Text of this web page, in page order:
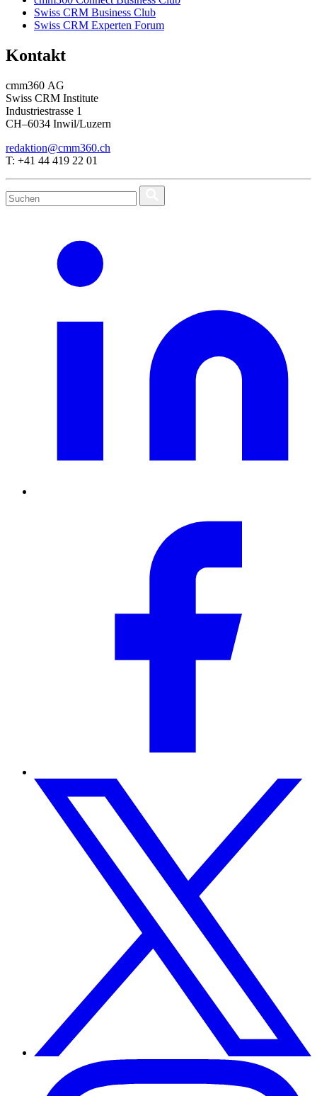
Swiss CRM Business Club
Swiss CRM Experten Forum
Kontakt
cmm360 AG
Swiss CRM Institute
Industriestrasse 1
CH–6034 Inwil/Luzern
redaktion@cmm360.ch
T: +41 44 419 22 01